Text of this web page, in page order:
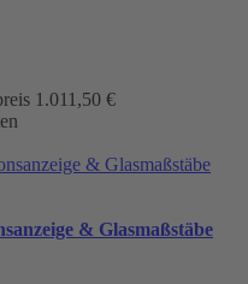
1.011,50 €
& Glasmaßstäbe